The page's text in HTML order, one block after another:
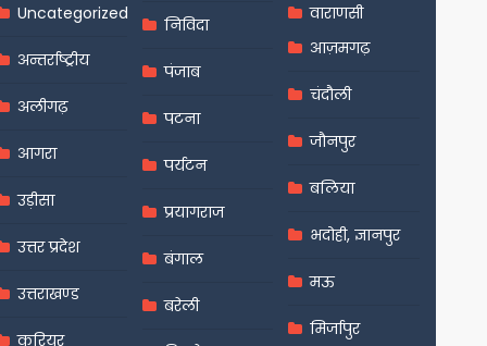
Uncategorized
अन्तर्राष्ट्रीय
अलीगढ़
आगरा
उड़ीसा
उत्तर प्रदेश
उत्तराखण्ड
करियर
निविदा
पंजाब
पटना
पर्यटन
प्रयागराज
बंगाल
बरेली
वाराणसी
आज़मगढ़
चंदौली
जौनपुर
बलिया
भदोही, ज्ञानपुर
मऊ
मिर्जापुर